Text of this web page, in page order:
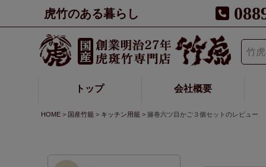
虎竹のある暮らし
トップ 会社概要
HOME 国産竹籠 キッチン用籠 籐巻六ツ目かご３個セットのレビュー